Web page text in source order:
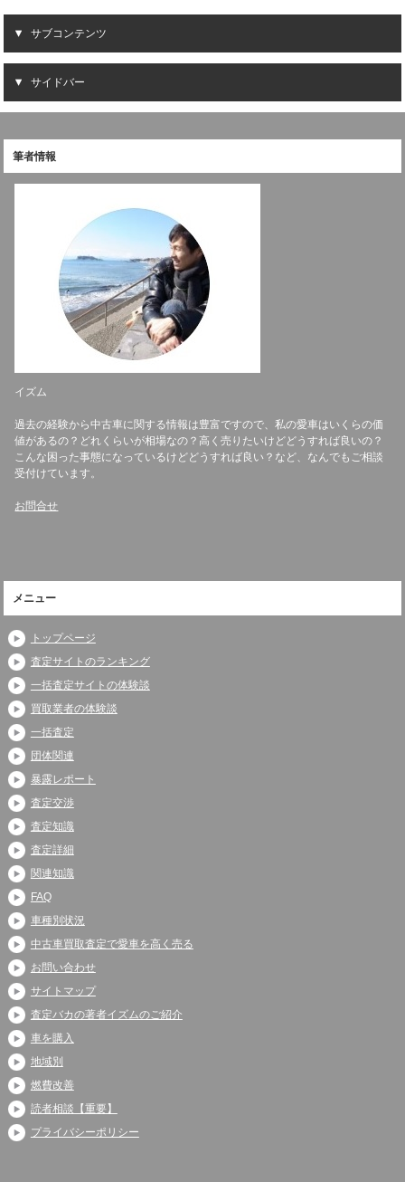
サブコンテンツ
サイドバー
筆者情報
イズム
過去の経験から中古車に関する情報は豊富ですので、私の愛車はいくらの価
値があるの？どれくらいが相場なの？高く売りたいけどどうすれば良いの？
こんな困った事態になっているけどどうすれば良い？など、なんでもご相談
受付けています。
お問合せ
メニュー
トップページ
査定サイトのランキング
一括査定サイトの体験談
買取業者の体験談
一括査定
団体関連
暴露レポート
査定交渉
査定知識
査定詳細
関連知識
FAQ
車種別状況
中古車買取査定で愛車を高く売る
お問い合わせ
サイトマップ
査定バカの著者イズムのご紹介
車を購入
地域別
燃費改善
読者相談【重要】
プライバシーポリシー